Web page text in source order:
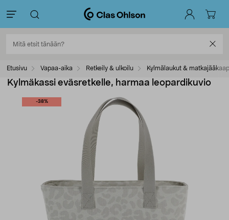
Etusivu Vapaa-aika Retkeily & ulkoilu Kylmälaukut &
Kylmäkassi eväsretkelle, harmaa leopardikuvio
-38%